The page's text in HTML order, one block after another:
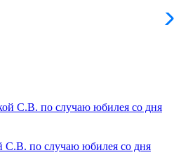
С.В. по случаю юбилея со дня